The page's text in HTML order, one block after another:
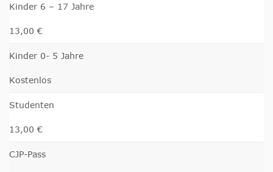
Kinder 6 – 17 Jahre
13,00 €
Kinder 0- 5 Jahre
Kostenlos
Studenten
13,00 €
CJP-Pass